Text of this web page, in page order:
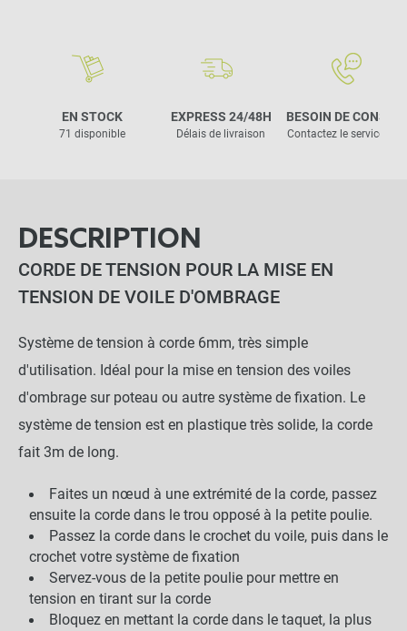
EN STOCK
71 disponible
EXPRESS 24/48H
Délais de livraison
BESOIN DE CONSEIL
Contactez le service
DESCRIPTION
CORDE DE TENSION POUR LA MISE EN
TENSION DE VOILE D'OMBRAGE
Système de tension à corde 6mm, très simple
d'utilisation. Idéal pour la mise en tension des voiles
d'ombrage sur poteau ou autre système de fixation. Le
système de tension est en plastique très solide, la corde
fait 3m de long.
Faites un nœud à une extrémité de la corde, passez
ensuite la corde dans le trou opposé à la petite poulie.
Passez la corde dans le crochet du voile, puis dans le
crochet votre système de fixation
Servez-vous de la petite poulie pour mettre en
tension en tirant sur la corde
Bloquez en mettant la corde dans le taquet, la plus